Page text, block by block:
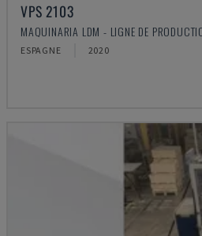
VPS 2103
MAQUINARIA LDM - LIGNE DE
ESPAGNE 2020